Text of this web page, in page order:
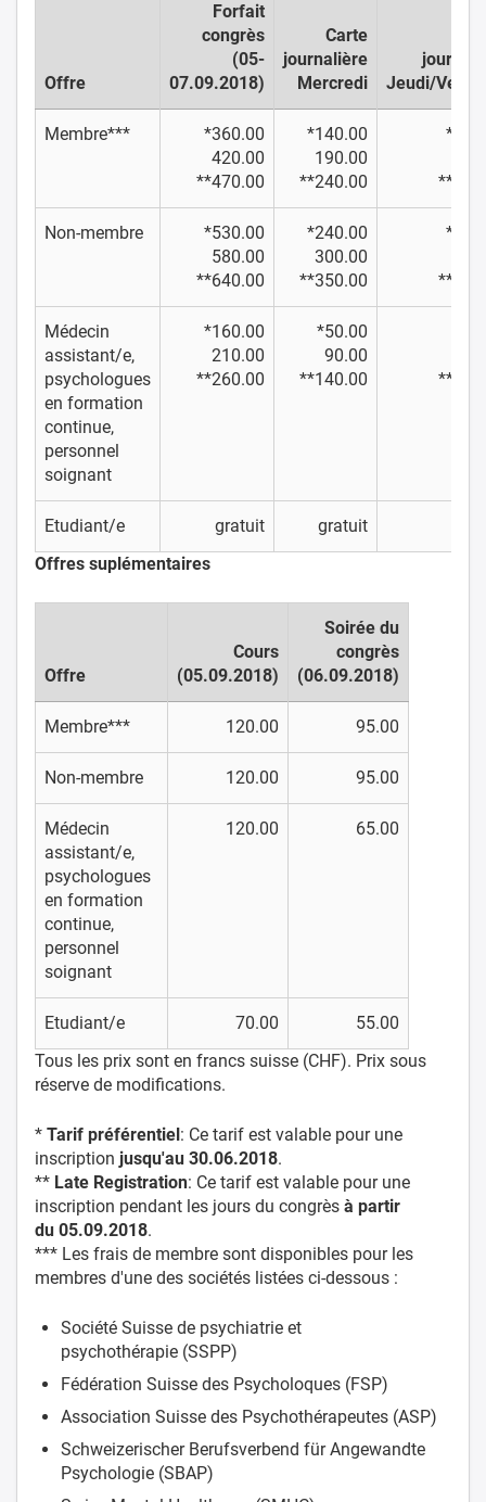
Offre
Forfait
congrès
(05-
07.09.2018)
Carte
journalière
Mercredi
Jeudi/
Membre***
*360.00
420.00
**470.00
*140.00
190.00
**240.00
Non-membre
*530.00
580.00
**640.00
*240.00
300.00
**350.00
Médecin
assistant/e,
psychologues
en formation
continue,
personnel
soignant
*160.00
210.00
**260.00
*50.00
90.00
**140.00
Etudiant/e gratuit gratuit
Offres suplémentaires
Offre
Cours
(05.09.2018)
Soirée du
congrès
(06.09.2018)
Membre*** 120.00 95.00
Non-membre 120.00 95.00
Médecin
assistant/e,
psychologues
en formation
continue,
personnel
soignant
120.00 65.00
Etudiant/e 70.00
55.00
Tous les prix sont en francs suisse (CHF). Prix sous
réserve de modifications.
* Tarif préférentiel: Ce tarif est valable pour une
inscription jusqu'au 30.06.2018.
** Late Registration: Ce tarif est valable pour une
inscription pendant les jours du congrès à partir
du 05.09.2018.
*** Les frais de membre sont disponibles pour les
membres d'une des sociétés listées ci-dessous :
Société Suisse de psychiatrie et
psychothérapie (SSPP)
Fédération Suisse des Psycholoques (FSP)
Association Suisse des Psychothérapeutes (ASP)
Schweizerischer Berufsverbend für Angewandte
Psychologie (SBAP)